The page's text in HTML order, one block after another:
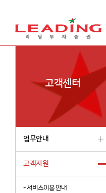
고객센터
업무안내
고객지원
-서비스이용 안내